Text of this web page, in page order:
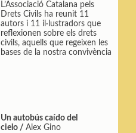
L’Associació Catalana pels
Drets Civils ha reunit 11
autors i 11 il·lustradors que
reflexionen sobre els drets
civils, aquells que regeixen les
bases de la nostra convivència
Un autobús caído del
cielo / Alex Gino